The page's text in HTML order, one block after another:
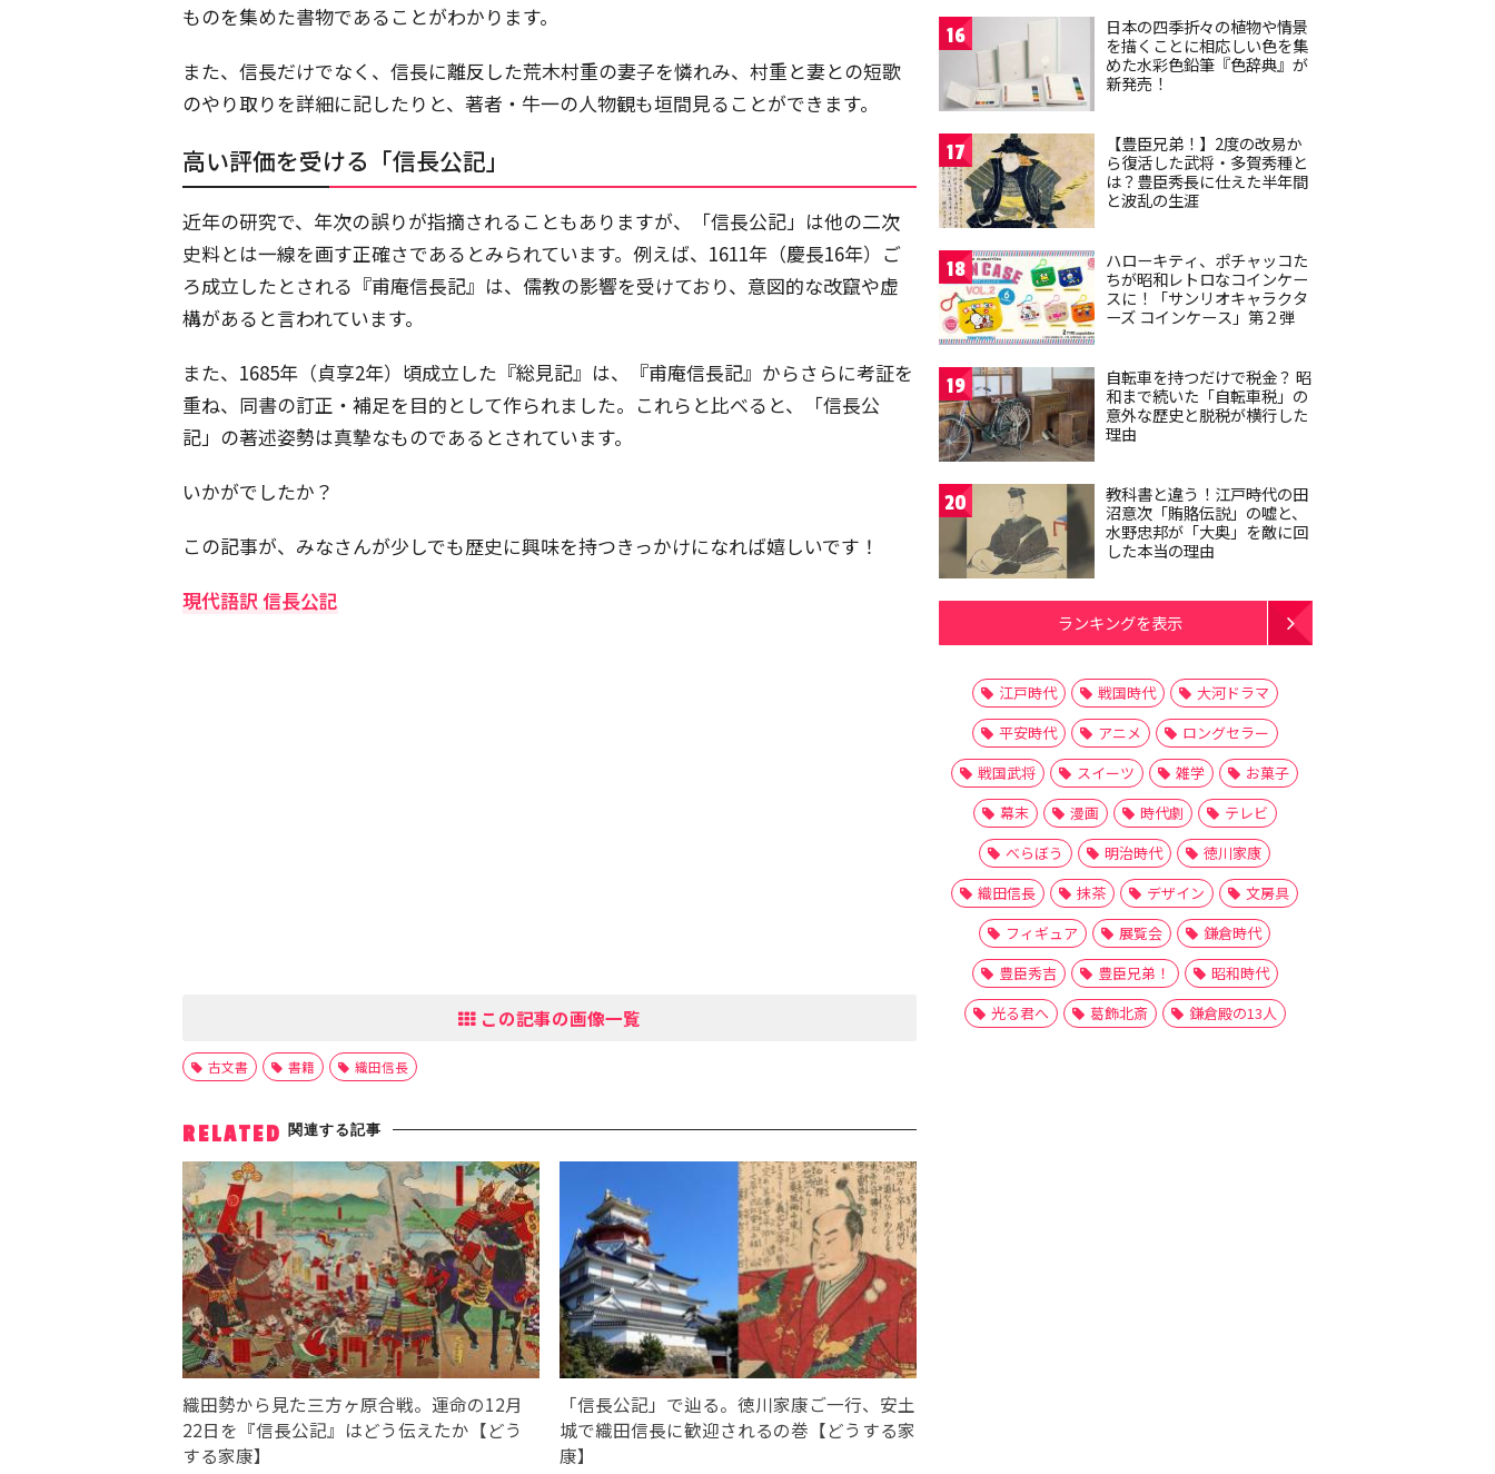
ものを集めた書物であることがわかります。
また、信長だけでなく、信長に離反した荒木村重の妻子を憐れみ、村重と妻との短歌
のやり取りを詳細に記したりと、著者・牛一の人物観も垣間見ることができます。
高い評価を受ける「信長公記」
近年の研究で、年次の誤りが指摘されることもありますが、「信長公記」は他の二次
史料とは一線を画す正確さであるとみられています。例えば、1611年（慶長16年）ご
ろ成立したとされる『甫庵信長記』は、儒教の影響を受けており、意図的な改竄や虚
構があると言われています。
また、1685年（貞享2年）頃成立した『総見記』は、『甫庵信長記』からさらに考証を
重ね、同書の訂正・補足を目的として作られました。これらと比べると、「信長公
記」の著述姿勢は真摯なものであるとされています。
いかがでしたか？
この記事が、みなさんが少しでも歴史に興味を持つきっかけになれば嬉しいです！
現代語訳 信長公記
この記事の画像一覧
古文書 書籍 織田信長
RELATED 関連する記事
織田勢から見た三方ヶ原合戦。運命の12月
22日を『信長公記』はどう伝えたか【どう
する家康】
「信長公記」で辿る。徳川家康ご一行、安土
城で織田信長に歓迎されるの巻【どうする家
康】
16
日本の四季折々の植物や情景
を描くことに相応しい色を集
めた水彩色鉛筆『色辞典』が
新発売！
17
【豊臣兄弟！】2度の改易か
ら復活した武将・多賀秀種と
は？豊臣秀長に仕えた半年間
と波乱の生涯
18
ハローキティ、ポチャッコた
ちが昭和レトロなコインケー
スに！「サンリオキャラクタ
ーズ コインケース」第２弾
19
自転車を持つだけで税金？ 昭
和まで続いた「自転車税」の
意外な歴史と脱税が横行した
理由
20
教科書と違う！江戸時代の田
沼意次「賄賂伝説」の嘘と、
水野忠邦が「大奥」を敵に回
した本当の理由
ランキングを表示
江戸時代 戦国時代
大河ドラマ
平安時代
アニメ
ロングセラー
戦国武将
スイーツ 雑学
お菓子
幕末
漫画 時代劇
テレビ
べらぼう
明治時代
徳川家康
織田信長
抹茶 デザイン
文房具
フィギュア
展覧会
鎌倉時代
豊臣秀吉
豊臣兄弟！
昭和時代
光る君へ
葛飾北斎 鎌倉殿の13人